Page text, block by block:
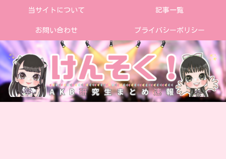
当サイトについて 記事一覧
お問い合わせ プライバシーポリシー